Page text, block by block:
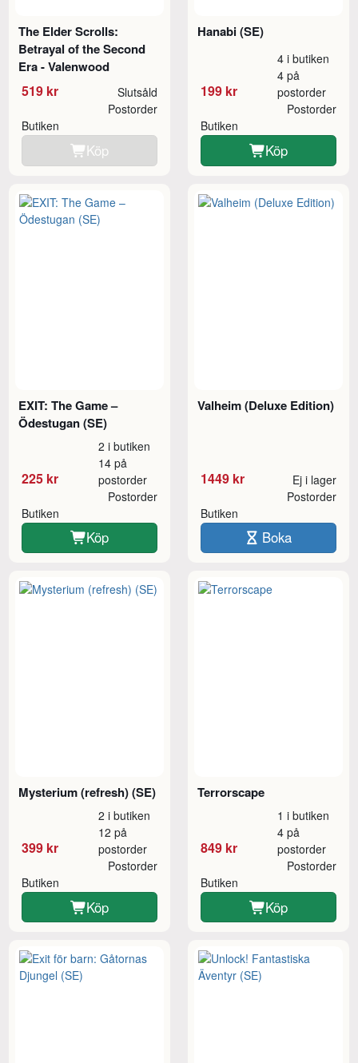
The Elder Scrolls:
Betrayal of the Second
Era - Valenwood
519 kr Slutsåld
Butiken
Postorder
Köp
Hanabi (SE)
199 kr
4 i butiken
4 på
postorder
Butiken
Postorder
Köp
EXIT: The Game –
Ödestugan (SE)
225 kr
2 i butiken
14 på
postorder
Butiken
Postorder
Köp
Valheim (Deluxe Edition)
1449 kr Ej i lager
Butiken
Postorder
Boka
Mysterium (refresh) (SE)
399 kr
2 i butiken
12 på
postorder
Butiken
Postorder
Köp
Terrorscape
849 kr
1 i butiken
4 på
postorder
Butiken
Postorder
Köp